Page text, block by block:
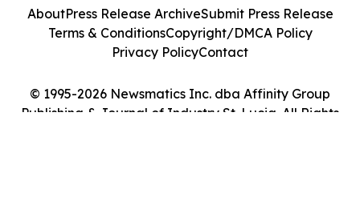
© 1995-2026 Newsmatics Inc. dba Affinity Group
Publishing & Journal of Industry St. Lucia. All Rights
AboutPress Release ArchiveSubmit Press Release
Terms & ConditionsCopyright/DMCA Policy
Privacy PolicyContact